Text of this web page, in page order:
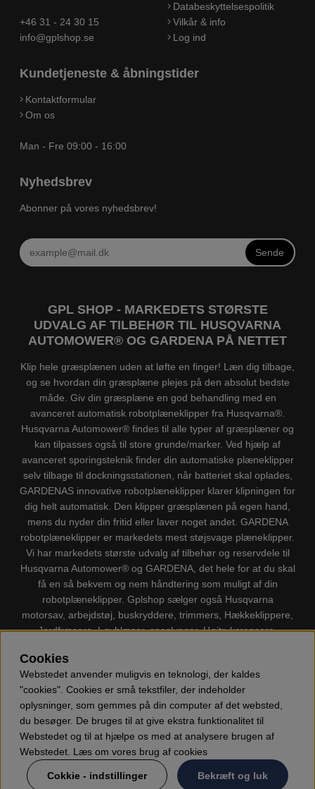
+46 31 - 24 30 15
info@gplshop.se
Databeskyttelsespolitik
Vilkår & info
Log ind
Kundetjeneste & åbningstider
Kontaktformular
Om os
Man - Fre 09:00 - 16:00
Nyhedsbrev
Abonner på vores nyhedsbrev!
Sende
GPL SHOP - MARKEDETS STØRSTE
UDVALG AF TILBEHØR TIL HUSQVARNA
AUTOMOWER® OG GARDENA PÅ NETTET
Klip hele græsplænen uden at løfte en finger! Læn dig tilbage,
og se hvordan din græsplæne plejes på den absolut bedste
måde. Giv din græsplæne en god behandling med en
avanceret automatisk robotplæneklipper fra Husqvarna®.
Husqvarna Automower® findes til alle typer af græsplæner og
kan tilpasses også til store grunde/marker. Ved hjælp af
avanceret sporingsteknik finder din automatiske plæneklipper
selv tilbage til dockningsstationen, når batteriet skal oplades,
GARDENAS innovative robotplæneklipper klarer klipningen for
dig helt automatisk. Den klipper græsplænen på egen hand,
mens du nyder din fritid eller laver noget andet. GARDENA
robotplæneklipper er markedets mest støjsvage plæneklipper.
Vi har markedets største udvalg af tilbehør og reservdele til
Husqvarna Automower® og GARDENA, det hele for at du skal
få en så bekvem og nem håndtering som muligt af din
robotplæneklipper. Gplshop sælger også Husqvarna
motorsav, arbejdstøj, buskryddere, trimmers, Hækkeklippere,
Jordfræsere, Løvblæser, sneslynger, Højtryksrensere,
Cookies
Webstedet anvender muligvis en teknologi, der kaldes
"cookies". Cookies er små tekstfiler, der indeholder
oplysninger, som gemmes på din computer af det websted,
du besøger. De bruges til at give ekstra funktionalitet til
Webstedet og til at hjælpe os med at analysere brugen af
Webstedet. Læs om vores brug af cookies
Cokkie - indstillinger Bekræft og luk